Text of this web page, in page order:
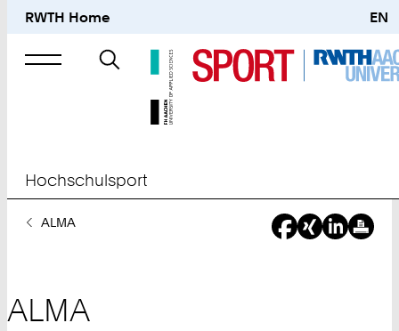
RWTH Home EN
Suche
nach
Hochschulsport
SieALMA
ALMA